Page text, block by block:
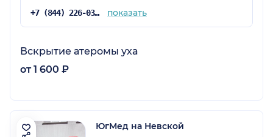
+7 (844) 226-03-60 показать
Вскрытие атеромы уха
от 1 600 ₽
ЮгМед на Невской